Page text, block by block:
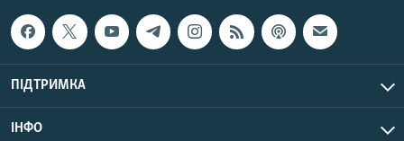
ПІДТРИМКА
ІНФО